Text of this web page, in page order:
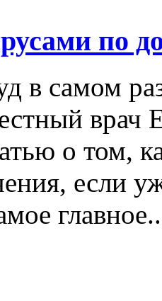
по
в самом
врач
о том,
если